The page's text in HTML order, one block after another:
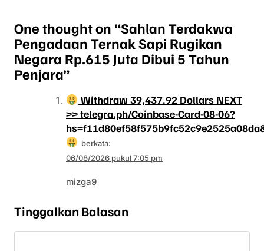
One thought on “Sahlan Terdakwa
Pengadaan Ternak Sapi Rugikan
Negara Rp.615 Juta Dibui 5 Tahun
Penjara”
Withdraw 39,437.92 Dollars NEXT
>> telegra.ph/Coinbase-Card-08-06?
berkata:
06/08/2026 pukul 7:05 pm
mizga9
Tinggalkan Balasan